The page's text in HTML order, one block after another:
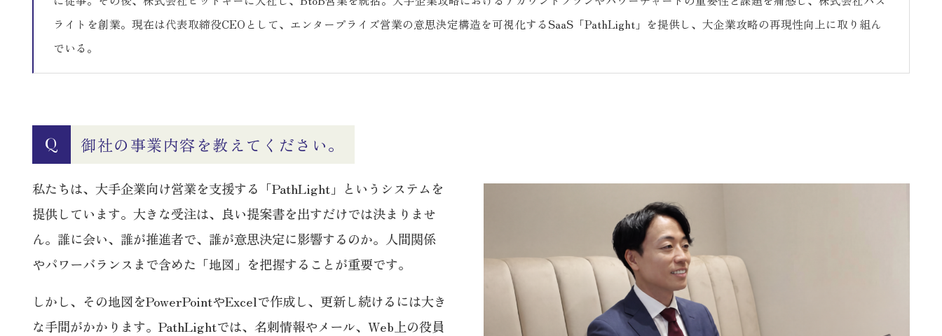
ライトを創業。現在は代表取締役CEOとして、エンタープライズ営業の意思決定構造を可視化するSaaS「PathLight」を提供し、大企業攻略の再現性向上に取り組ん
でいる。
Q 御社の事業内容を教えてください。
私たちは、大手企業向け営業を支援する「PathLight」というシステムを
提供しています。大きな受注は、良い提案書を出すだけでは決まりませ
ん。誰に会い、誰が推進者で、誰が意思決定に影響するのか。人間関係
やパワーバランスまで含めた「地図」を把握することが重要です。
しかし、その地図をPowerPointやExcelで作成し、更新し続けるには大き
な手間がかかります。PathLightでは、名刺情報やメール、Web上の役員